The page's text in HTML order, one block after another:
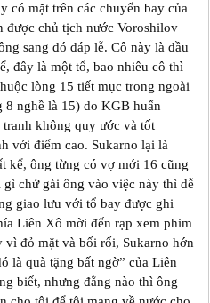
có mặt trên các chuyến bay của
được chủ tịch nước Voroshilov
sang đó đáp lễ. Cô này là đầu
đây là một tổ, bao nhiêu cô thì
lòng 15 tiết mục trong ngoài
nghề là 15) do KGB huấn
không quy ước và tốt
với điểm cao. Sukarno lại là
kể, ông từng có vợ mới 16 cũng
chứ gài ông vào việc này thì dễ
giao lưu với tổ bay được ghi
Liên Xô mời đến rạp xem phim
đỏ mặt và bối rối, Sukarno hớn
là quà tặng bất ngờ” của Liên
biết, nhưng đằng nào thì ông